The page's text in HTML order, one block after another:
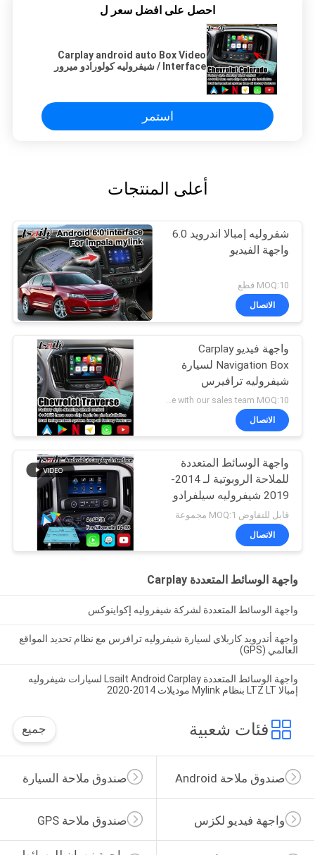
احصل على افضل سعر ل
Carplay android auto Box Video
Interface / شيفروليه كولورادو ميرور
استمر
أعلى المنتجات
شفروليه إمبالا اندرويد 6.0
واجهة الفيديو
MOQ:10 قطع
الاتصال
واجهة فيديو Carplay
Navigation Box لسيارة
شيفروليه ترافيرس
android auto
negotiate with our sales team MOQ:10 قطع
الاتصال
واجهة الوسائط المتعددة
للملاحة الروبوتية لـ 2014-
2019 شيفروليه سيلفرادو
1500 2500 3500 نظام
ميلينك
قابل للتفاوض MOQ:1 مجموعة
الاتصال
واجهة الوسائط المتعددة Carplay
واجهة الوسائط المتعددة لشركة شيفروليه إكواينوكس
واجهة أندرويد كاربلاي لسيارة شيفروليه ترافرس مع نظام تحديد المواقع
العالمي (GPS)
واجهة الوسائط المتعددة Lsailt Android Carplay لسيارات شيفروليه
إمبالا LTZ LT بنظام Mylink موديلات 2014-2020
فئات شعبية جميع
صندوق ملاحة السيارة صندوق ملاحة Android
صندوق ملاحة GPS واجهة فيديو لكزس